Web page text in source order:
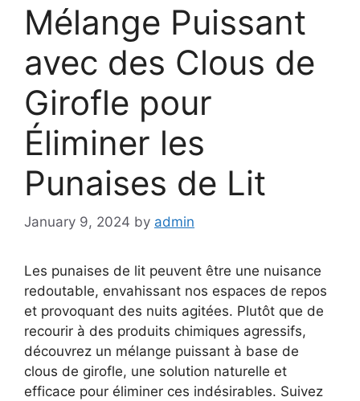
Mélange Puissant
avec des Clous de
Girofle pour
Éliminer les
Punaises de Lit
January 9, 2024 by admin
Les punaises de lit peuvent être une nuisance
redoutable, envahissant nos espaces de repos
et provoquant des nuits agitées. Plutôt que de
recourir à des produits chimiques agressifs,
découvrez un mélange puissant à base de
clous de girofle, une solution naturelle et
efficace pour éliminer ces indésirables. Suivez